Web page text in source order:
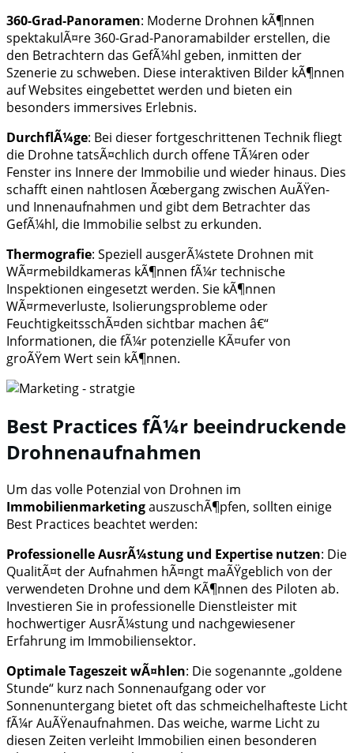
360-Grad-Panoramen: Moderne Drohnen kÃ¶nnen
spektakulÃ¤re 360-Grad-Panoramabilder erstellen, die
den Betrachtern das GefÃ¼hl geben, inmitten der
Szenerie zu schweben. Diese interaktiven Bilder kÃ¶nnen
auf Websites eingebettet werden und bieten ein
besonders immersives Erlebnis.
DurchflÃ¼ge: Bei dieser fortgeschrittenen Technik fliegt
die Drohne tatsÃ¤chlich durch offene TÃ¼ren oder
Fenster ins Innere der Immobilie und wieder hinaus. Dies
schafft einen nahtlosen Ãœbergang zwischen AuÃŸen-
und Innenaufnahmen und gibt dem Betrachter das
GefÃ¼hl, die Immobilie selbst zu erkunden.
Thermografie: Speziell ausgerÃ¼stete Drohnen mit
WÃ¤rmebildkameras kÃ¶nnen fÃ¼r technische
Inspektionen eingesetzt werden. Sie kÃ¶nnen
WÃ¤rmeverluste, Isolierungsprobleme oder
FeuchtigkeitsschÃ¤den sichtbar machen â€“
Informationen, die fÃ¼r potenzielle KÃ¤ufer von
groÃŸem Wert sein kÃ¶nnen.
Best Practices fÃ¼r beeindruckende
Drohnenaufnahmen
Um das volle Potenzial von Drohnen im
ImmobilienmarketingauszuschÃ¶pfen, sollten einige
Best Practices beachtet werden:
Professionelle AusrÃ¼stung und Expertise nutzen: Die
QualitÃ¤t der Aufnahmen hÃ¤ngt maÃŸgeblich von der
verwendeten Drohne und dem KÃ¶nnen des Piloten ab.
Investieren Sie in professionelle Dienstleister mit
hochwertiger AusrÃ¼stung und nachgewiesener
Erfahrung im Immobiliensektor.
Optimale Tageszeit wÃ¤hlen: Die sogenannte „goldene
Stunde“ kurz nach Sonnenaufgang oder vor
Sonnenuntergang bietet oft das schmeichelhafteste Licht
fÃ¼r AuÃŸenaufnahmen. Das weiche, warme Licht zu
diesen Zeiten verleiht Immobilien einen besonderen